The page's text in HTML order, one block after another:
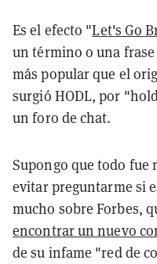
Es el efecto "Let's Go
un término o una
más popular que el
surgió HODL, por
un foro de chat.
Supongo que todo fue
evitar preguntarme si
mucho sobre Forbes,
encontrar un nuevo
de su infame "red de